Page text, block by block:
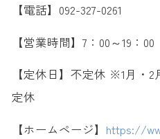
【電話】092-327-0261
【営業時間】7：00～19：00
【定休日】不定休 ※1月・
定休
【ホームページ】 https://